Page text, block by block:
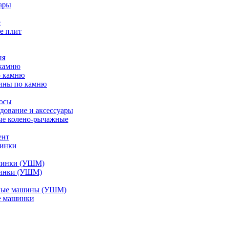
плит
камню
по камню
и аксессуары
колено-рычажные
(УШМ)
(УШМ)
машины (УШМ)
машинки